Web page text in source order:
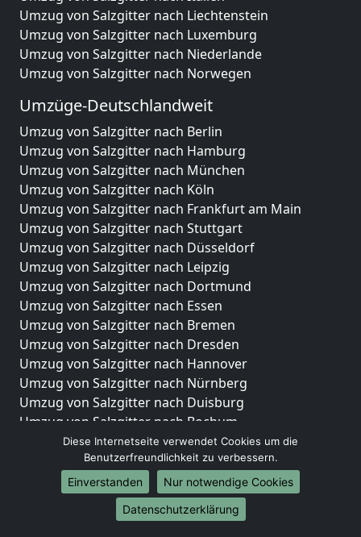
Umzug von Salzgitter nach Liechtenstein
Umzug von Salzgitter nach Luxemburg
Umzug von Salzgitter nach Niederlande
Umzug von Salzgitter nach Norwegen
Umzüge-Deutschlandweit
Umzug von Salzgitter nach Berlin
Umzug von Salzgitter nach Hamburg
Umzug von Salzgitter nach München
Umzug von Salzgitter nach Köln
Umzug von Salzgitter nach Frankfurt am Main
Umzug von Salzgitter nach Stuttgart
Umzug von Salzgitter nach Düsseldorf
Umzug von Salzgitter nach Leipzig
Umzug von Salzgitter nach Dortmund
Umzug von Salzgitter nach Essen
Umzug von Salzgitter nach Bremen
Umzug von Salzgitter nach Dresden
Umzug von Salzgitter nach Hannover
Umzug von Salzgitter nach Nürnberg
Umzug von Salzgitter nach Duisburg
Umzug von Salzgitter nach Bochum
Umzug von Salzgitter nach Wuppertal
Umzug von Salzgitter nach Bielefeld
Umzug von Salzgitter nach Bonn
Umzug von Salzgitter nach Münster
Diese Internetseite verwendet Cookies um die
Benutzerfreundlichkeit zu verbessern.
Einverstanden
Nur notwendige Cookies
Datenschutzerklärung